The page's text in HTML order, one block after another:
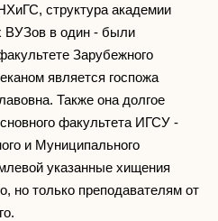
структура академии
ВУЗов в один - были
Зарубежного
является госпожа
Также она долгое
факультета ИГСУ -
и Муниципального
указанные хищения
но только преподавателям от